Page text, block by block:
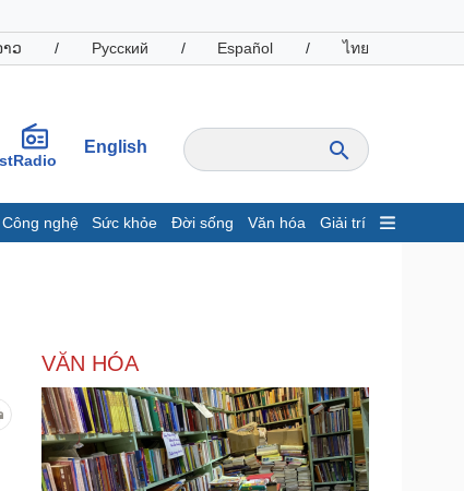
ວ / Русский / Español / ไทย
Radio
English
Công nghệ Sức khỏe Đời sống Văn hóa Giải trí
Giá cà phê
nghiệp
tin doanh nghiệp
Công nghệ
Sành điệu
VĂN HÓA